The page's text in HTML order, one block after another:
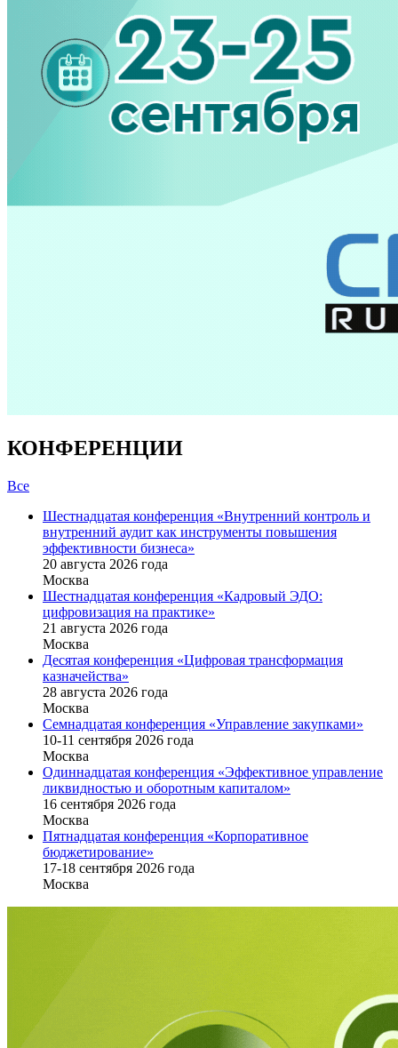
КОНФЕРЕНЦИИ
Все
Шестнадцатая конференция «Внутренний контроль и
внутренний аудит как инструменты повышения
эффективности бизнеса»
20 августа 2026 года
Москва
Шестнадцатая конференция «Кадровый ЭДО:
цифровизация на практике»
21 августа 2026 года
Москва
Десятая конференция «Цифровая трансформация
казначейства»
28 августа 2026 года
Москва
Семнадцатая конференция «Управление закупками»
10-11 сентября 2026 года
Москва
Одиннадцатая конференция «Эффективное управление
ликвидностью и оборотным капиталом»
16 cентября 2026 года
Москва
Пятнадцатая конференция «Корпоративное
бюджетирование»
17-18 сентября 2026 года
Москва